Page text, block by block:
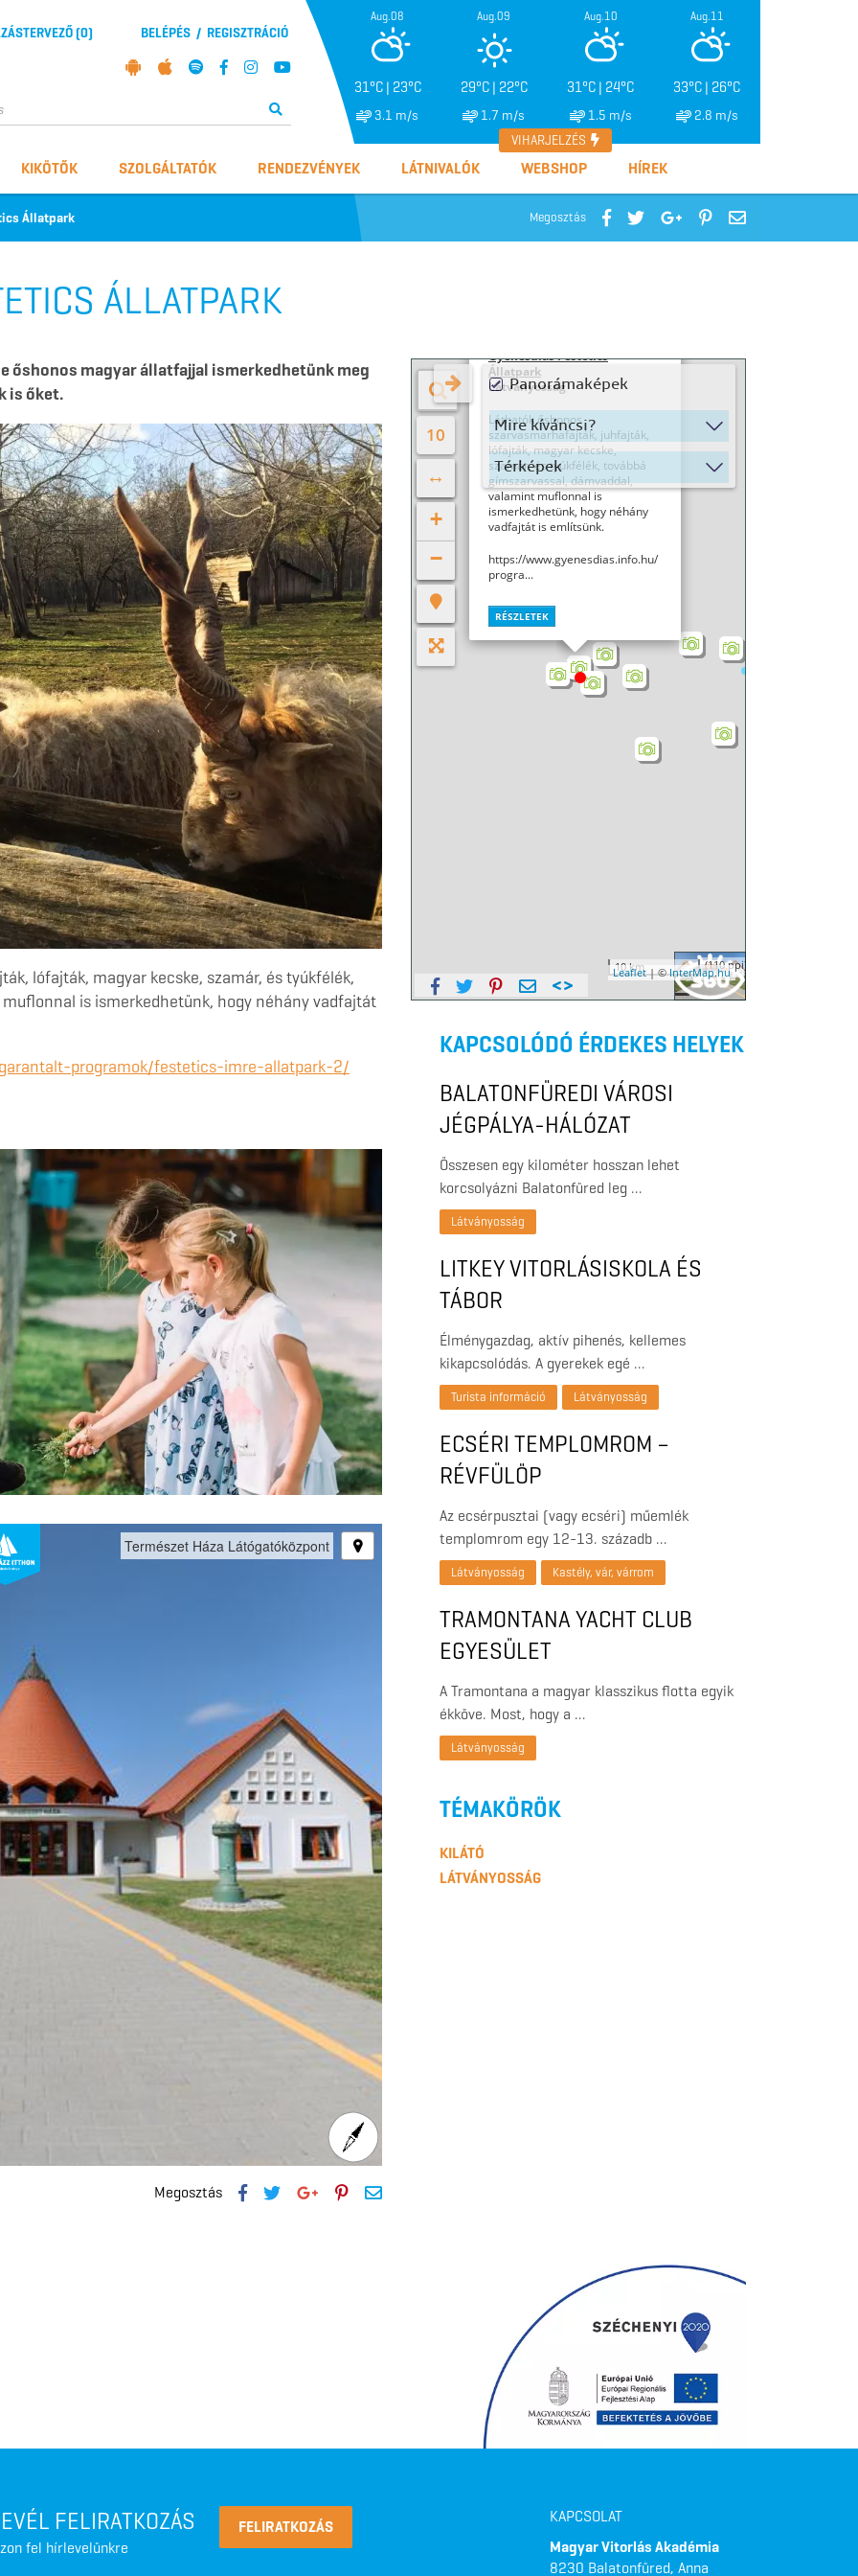
REGISZTRÁCIÓ
/
BELÉPÉS
(0)
Aug.08
31°C | 23°C
3.1 m/s
Aug.09
29°C | 22°C
1.7 m/s
Aug.10
31°C | 24°C
1.5 m/s
Aug.11
33°C | 26°C
2.8 m/s
VIHARJELZÉS
KIKÖTŐK SZOLGÁLTATÓK RENDEZVÉNYEK LÁTNIVALÓK WEBSHOP HÍREK
Állatpark Megosztás
ÁLLATPARK
őshonos magyar állatfajjal ismerkedhetünk meg
is őket.
lófajták, magyar kecske, szamár, és tyúkfélék,
is ismerkedhetünk, hogy néhány vadfajtát
programok/festetics-imre-allatpark-2/
Megosztás
KAPCSOLÓDÓ ÉRDEKES HELYEK
BALATONFÜREDI VÁROSI
JÉGPÁLYA-HÁLÓZAT
Összesen egy kilométer hosszan lehet
korcsolyázni Balatonfüred leg …
Látványosság
LITKEY VITORLÁSISKOLA ÉS
TÁBOR
Élménygazdag, aktív pihenés, kellemes
kikapcsolódás. A gyerekek egé …
Turista információ Látványosság
ECSÉRI TEMPLOMROM –
RÉVFÜLÖP
Az ecsérpusztai (vagy ecséri) műemlék
templomrom egy 12-13. századb …
Látványosság Kastély, vár, várrom
TRAMONTANA YACHT CLUB
EGYESÜLET
A Tramontana a magyar klasszikus flotta egyik
ékköve. Most, hogy a …
Látványosság
TÉMAKÖRÖK
KILÁTÓ
LÁTVÁNYOSSÁG
FELIRATKOZÁS
fel hírlevelünkre
FELIRATKOZÁS
KAPCSOLAT
Magyar Vitorlás Akadémia
8230 Balatonfüred, Anna